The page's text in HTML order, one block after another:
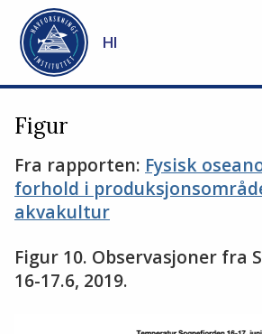
Gå til hovedinnhold
HI
Figur
Fra rapporten: Fysisk
forhold i
akvakultur
Figur 10. Observasjoner fra
16-17.6, 2019.